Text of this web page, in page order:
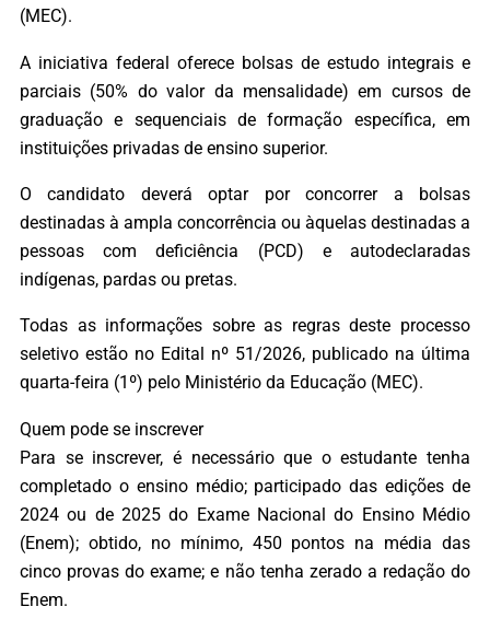
(MEC).
A iniciativa federal oferece bolsas de estudo integrais e
parciais (50% do valor da mensalidade) em cursos de
graduação e sequenciais de formação específica, em
instituições privadas de ensino superior.
O candidato deverá optar por concorrer a bolsas
destinadas à ampla concorrência ou àquelas destinadas a
pessoas com deficiência (PCD) e autodeclaradas
indígenas, pardas ou pretas.
Todas as informações sobre as regras deste processo
seletivo estão no Edital nº 51/2026, publicado na última
quarta-feira (1º) pelo Ministério da Educação (MEC).
Quem pode se inscrever
Para se inscrever, é necessário que o estudante tenha
completado o ensino médio; participado das edições de
2024 ou de 2025 do Exame Nacional do Ensino Médio
(Enem); obtido, no mínimo, 450 pontos na média das
cinco provas do exame; e não tenha zerado a redação do
Enem.